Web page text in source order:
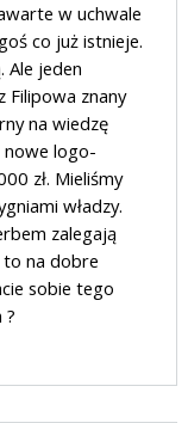
w uchwale
co już istnieje.
Ale jeden
Filipowa znany
na wiedzę
nowe logo-
zł. Mieliśmy
władzy.
zalegają
to na dobre
sobie tego
?